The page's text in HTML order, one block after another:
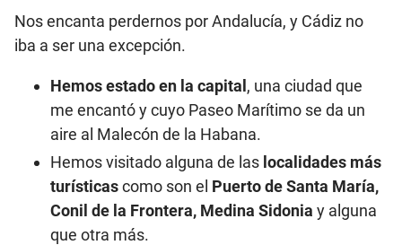
Nos encanta perdernos por Andalucía, y Cádiz no
iba a ser una excepción.
Hemos estado en la capital , una ciudad que
me encantó y cuyo Paseo Marítimo se da un
aire al Malecón de la Habana.
Hemos visitado alguna de las localidades más
turísticascomo son el Puerto de Santa María,
Conil de la Frontera, Medina Sidonia y alguna
que otra más.